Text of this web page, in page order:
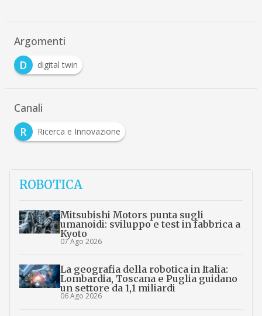
Argomenti
D
digital twin
Canali
R
Ricerca e Innovazione
ROBOTICA
Mitsubishi Motors punta sugli
umanoidi: sviluppo e test in fabbrica a
Kyoto
07 Ago 2026
La geografia della robotica in Italia:
Lombardia, Toscana e Puglia guidano
un settore da 1,1 miliardi
06 Ago 2026